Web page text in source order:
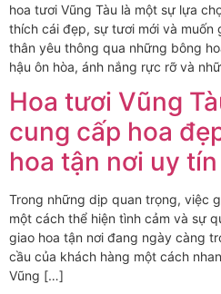
hoa tươi Vũng Tàu là một sự lựa
thích cái đẹp, sự tươi mới và muốn
thân yêu thông qua những bông
hậu ôn hòa, ánh nắng rực rỡ và
Hoa tươi Vũng
cung cấp hoa
hoa tận nơi uy tín
Trong những dịp quan trọng, việc
một cách thể hiện tình cảm và sự
giao hoa tận nơi đang ngày càng
cầu của khách hàng một cách
Vũng […]